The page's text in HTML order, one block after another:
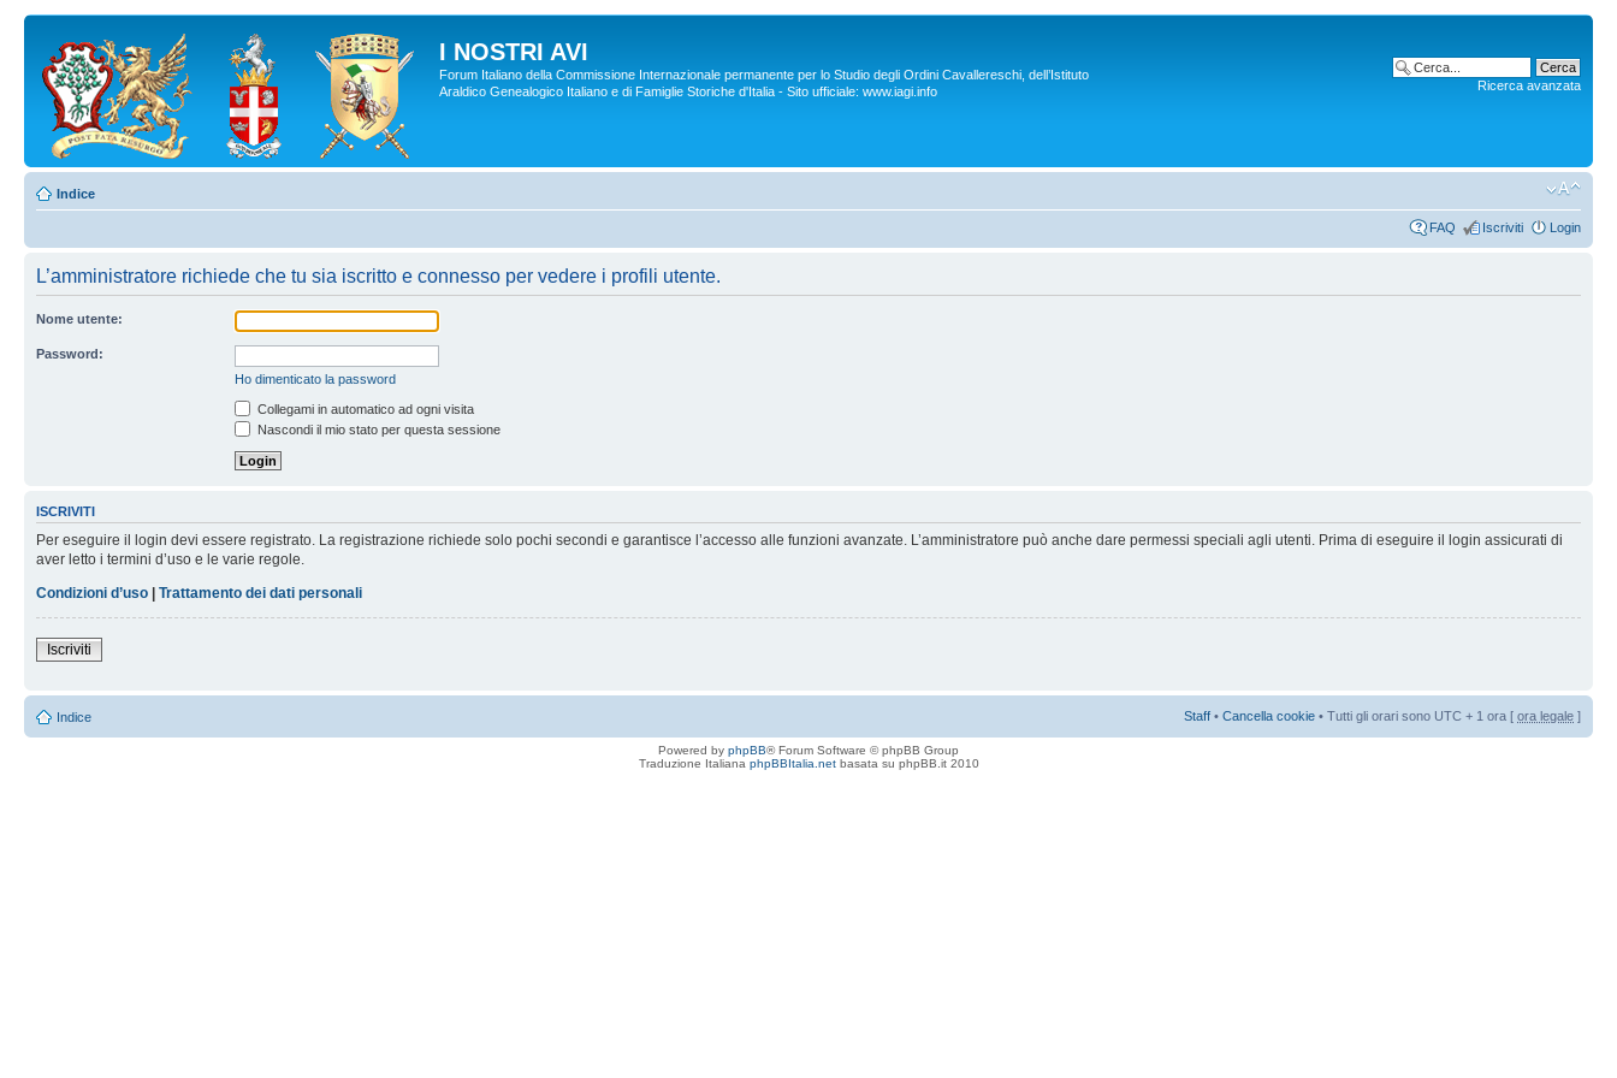
I NOSTRI AVI
Forum Italiano della Commissione Internazionale permanente per lo Studio degli Ordini Cavallereschi, dell’Istituto
Araldico Genealogico Italiano e di Famiglie Storiche d'Italia - Sito ufficiale: www.iagi.info
Ricerca avanzata
Indice
FAQ Iscriviti Login
L’amministratore richiede che tu sia iscritto e connesso per vedere i profili utente.
Nome utente:
Password:
Ho dimenticato la password
Collegami in automatico ad ogni visita
Nascondi il mio stato per questa sessione
ISCRIVITI
Per eseguire il login devi essere registrato. La registrazione richiede solo pochi secondi e garantisce l’accesso alle funzioni avanzate. L’amministratore può anche dare permessi speciali agli utenti. Prima di eseguire il login assicurati di
aver letto i termini d’uso e le varie regole.
Condizioni d’uso | Trattamento dei dati personali
Iscriviti
Indice Staff • Cancella cookie • Tutti gli orari sono UTC + 1 ora [ ora legale ]
Powered by phpBB® Forum Software © phpBB Group
Traduzione Italiana phpBBItalia.netbasata su phpBB.it 2010